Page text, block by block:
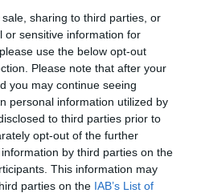
sharing to third parties, or
or sensitive information for
use the below opt-out
Please note that after your
you may continue seeing
personal information utilized by
to third parties prior to
opt-out of the further
by third parties on the
This information may
parties on the IAB’s List of
de desmitificar la
de
es un trabajo